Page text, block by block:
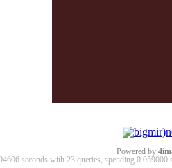
Powered by
seconds with 23 queries, spending